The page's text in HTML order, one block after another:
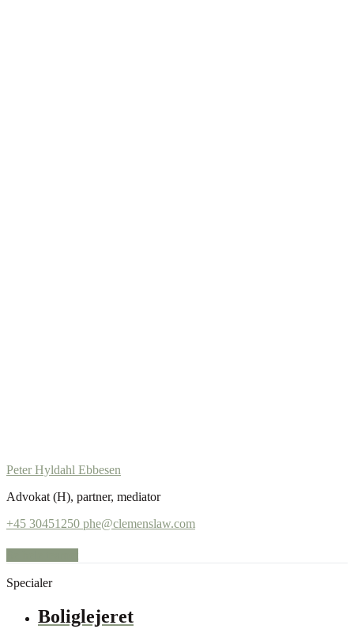
Peter Hyldahl Ebbesen
Advokat (H), partner, mediator
+45 30451250 phe@clemenslaw.com
Specialer
Boliglejeret